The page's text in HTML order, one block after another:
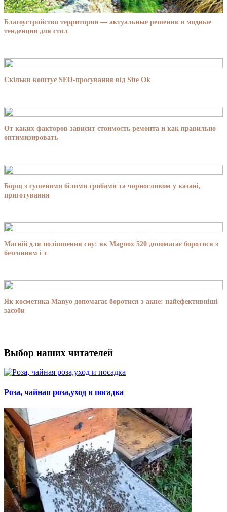
Благоустройство территории — актуальные решения и модные
тенденции для стил
Скільки коштує SEO-просування від Site Ok
От каких факторов зависит стоимость ремонта и как правильно
оптимизировать
Борщ з сушеними білими грибами та чорносливом у казані,
приготування
Магній для поліпшення сну: як Magnox 520 допомагає боротися з
безсонням і т
Як косметика Manyo допомагає боротися з акне: найефективніші
засоби
Выбор наших читателей
Роза, чайная роза,уход и посадка